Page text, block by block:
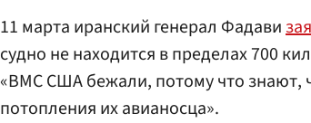
11 марта иранский генерал Фадави
судно не находится в пределах 700
«ВМС США бежали, потому что знают,
потопления их авианосца».